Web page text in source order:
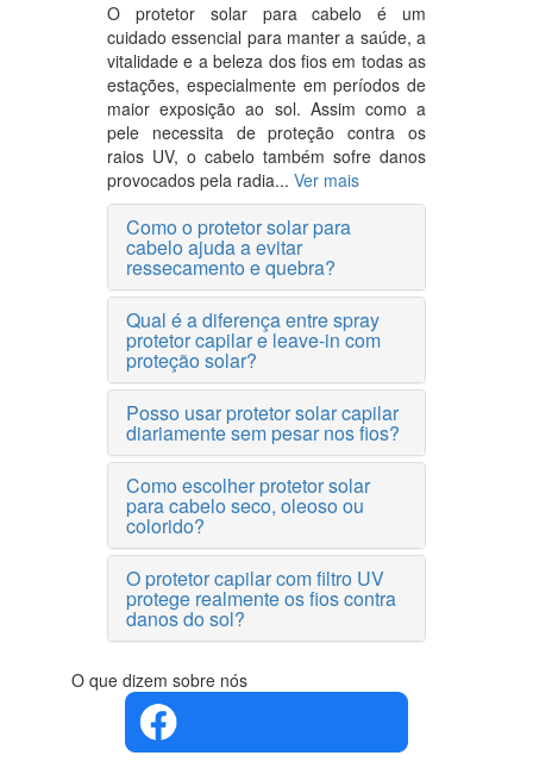
O protetor solar para cabelo é um
cuidado essencial para manter a saúde, a
vitalidade e a beleza dos fios em todas as
estações, especialmente em períodos de
maior exposição ao sol. Assim como a
pele necessita de proteção contra os
raios UV, o cabelo também sofre danos
provocados pela radia... Ver mais
Como o protetor solar para
cabelo ajuda a evitar
ressecamento e quebra?
Qual é a diferença entre spray
protetor capilar e leave-in com
proteção solar?
Posso usar protetor solar capilar
diariamente sem pesar nos fios?
Como escolher protetor solar
para cabelo seco, oleoso ou
colorido?
O protetor capilar com filtro UV
protege realmente os fios contra
danos do sol?
O que dizem sobre nós